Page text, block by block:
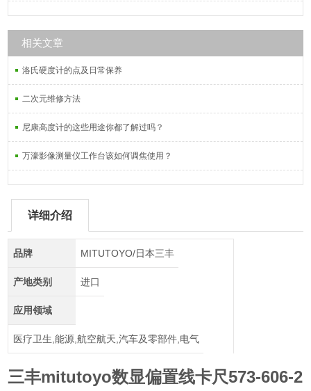
相关文章
洛氏硬度计的点及日常保养
二次元维修方法
尼康高度计的这些用途你都了解过吗？
万濠影像测量仪工作台该如何调焦使用？
详细介绍
品牌 MITUTOYO/日本三丰
产地类别 进口
应用领域
医疗卫生,能源,航空航天,汽车及零部件,电气
三丰mitutoyo数显偏置线卡尺573-606-2